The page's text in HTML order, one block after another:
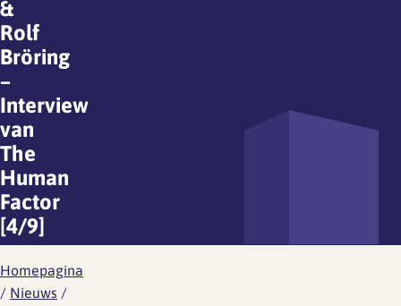
&
Rolf
Bröring
–
Interview
van
The
Human
Factor
[4/9]
Homepagina
/ Nieuws /